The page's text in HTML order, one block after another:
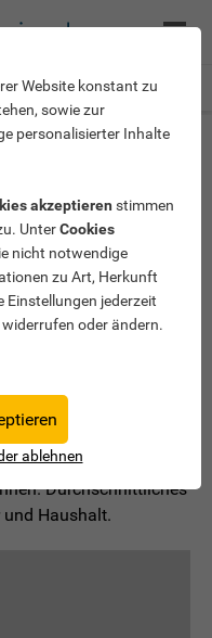
Menü
2-Personen-Haushalt
Haushalt mit zwei
fallen dafür an?
und zeigen Ihnen,
Stromkosten sparen
hoch?
Verbrauch berechnen
Durchschnittliches
Haushalt.
Website konstant zu
sowie zur
personalisierter Inhalte
akzeptieren stimmen
UnterCookies
nicht notwendige
zu Art, Herkunft
Einstellungen jederzeit
widerrufen oder ändern.
ablehnen